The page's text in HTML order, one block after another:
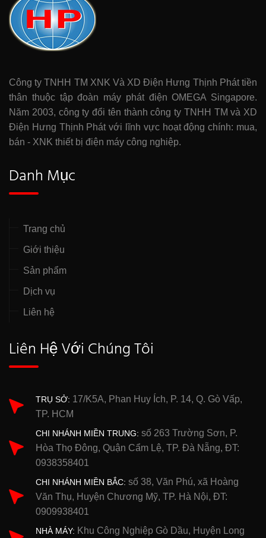
Công ty TNHH TM XNK Và XD Điện Hưng Thịnh Phát tiền
thân thuộc tập đoàn máy phát điện OMEGA Singapore.
Năm 2003, công ty đổi tên thành công ty TNHH TM và XD
Điện Hưng Thịnh Phát với lĩnh vực hoạt động chính: mua,
bán - XNK thiết bị điện máy công nghiệp.
Danh Mục
Trang chủ
Giới thiệu
Sản phẩm
Dịch vụ
Liên hệ
Liên Hệ Với Chúng Tôi
TRỤ SỞ: 17/K5A, Phan Huy Ích, P. 14, Q. Gò Vấp,
TP. HCM
CHI NHÁNH MIỀN TRUNG: số 263 Trường Sơn, P.
Hòa Thọ Đông, Quận Cẩm Lệ, TP. Đà Nẵng, ĐT:
0938358401
CHI NHÁNH MIỀN BẮC: số 38, Văn Phú, xã Hoàng
Văn Thụ, Huyện Chương Mỹ, TP. Hà Nội, ĐT:
0909938401
NHÀ MÁY: Khu Công Nghiệp Gò Dầu, Huyện Long